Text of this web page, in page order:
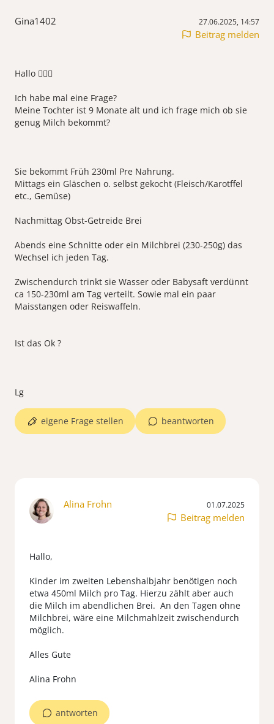
Gina1402 27.06.2025, 14:57
Beitrag melden
Hallo 🙋🏻‍♀️
Ich habe mal eine Frage?
Meine Tochter ist 9 Monate alt und ich frage mich ob sie
genug Milch bekommt?
Sie bekommt Früh 230ml Pre Nahrung.
Mittags ein Gläschen o. selbst gekocht (Fleisch/Karotffel
etc., Gemüse)
Nachmittag Obst-Getreide Brei
Abends eine Schnitte oder ein Milchbrei (230-250g) das
Wechsel ich jeden Tag.
Zwischendurch trinkt sie Wasser oder Babysaft verdünnt
ca 150-230ml am Tag verteilt. Sowie mal ein paar
Maisstangen oder Reiswaffeln.
Ist das Ok ?
beantworten
eigene Frage stellen
Alina Frohn 01.07.2025
Beitrag melden
Hallo,
Kinder im zweiten Lebenshalbjahr benötigen noch
etwa 450ml Milch pro Tag. Hierzu zählt aber auch
die Milch im abendlichen Brei. An den Tagen ohne
Milchbrei, wäre eine Milchmahlzeit zwischendurch
möglich.
Alles Gute
antworten